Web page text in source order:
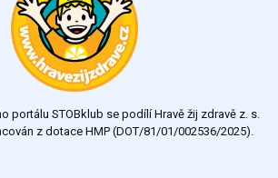
portálu STOBklub se podílí Hravě žij zdravě z. s.
z dotace HMP (DOT/81/01/002536/2025).